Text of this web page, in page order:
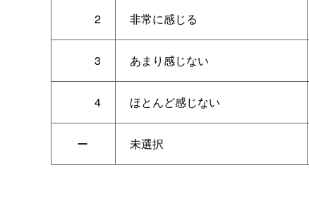
2 非常に感じる
3 あまり感じない
4 ほとんど感じない
ー 未選択